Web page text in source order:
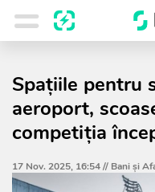
Spațiile pentru
aeroport,
competiția
17 Nov. 2025, 16:54 // Bani și